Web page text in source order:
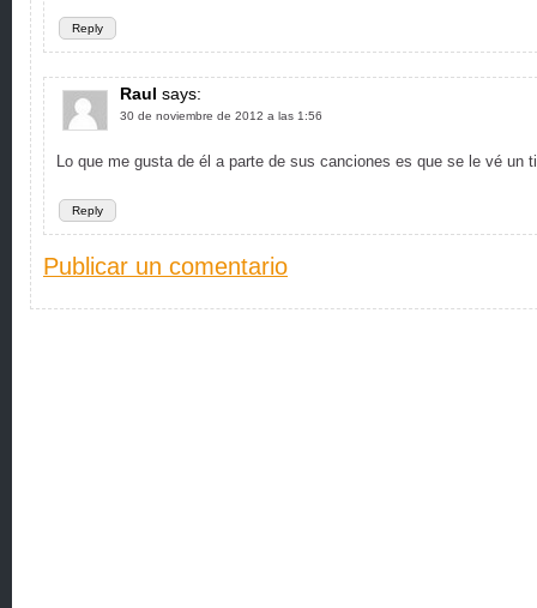
Reply
Raul says:
30 de noviembre de 2012 a las 1:56
Reply
Lo que me gusta de él a parte de sus canciones es que se le vé un
Publicar un comentario